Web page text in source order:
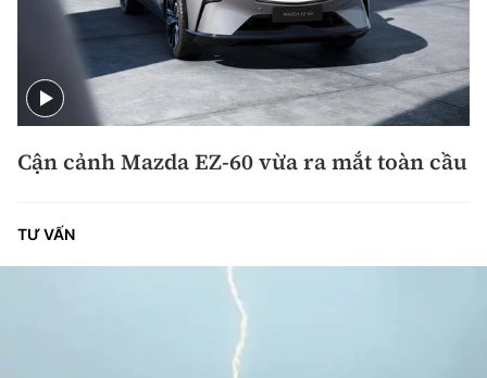
Cận cảnh Mazda EZ-60 vừa ra mắt toàn cầu
TƯ VẤN